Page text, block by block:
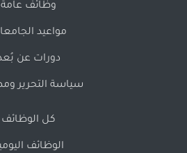
وظائف عامة
مواعيد
دورات عن
سياسة التحرير
كل الوظائف
الوظائف